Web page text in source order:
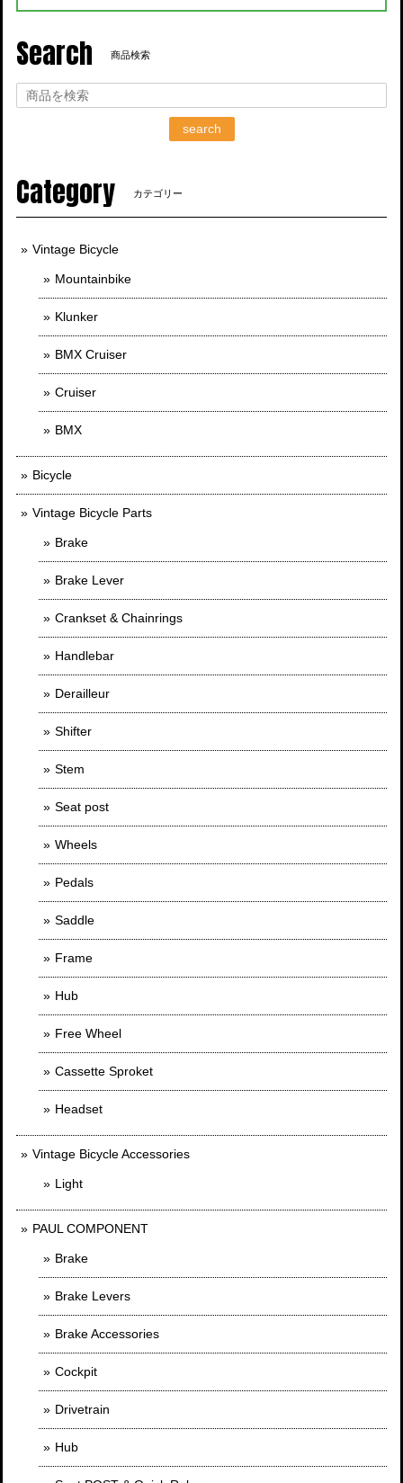
Search 商品検索
search
Category カテゴリー
Vintage Bicycle
Mountainbike
Klunker
BMX Cruiser
Cruiser
BMX
Bicycle
Vintage Bicycle Parts
Brake
Brake Lever
Crankset & Chainrings
Handlebar
Derailleur
Shifter
Stem
Seat post
Wheels
Pedals
Saddle
Frame
Hub
Free Wheel
Cassette Sproket
Headset
Vintage Bicycle Accessories
Light
PAUL COMPONENT
Brake
Brake Levers
Brake Accessories
Cockpit
Drivetrain
Hub